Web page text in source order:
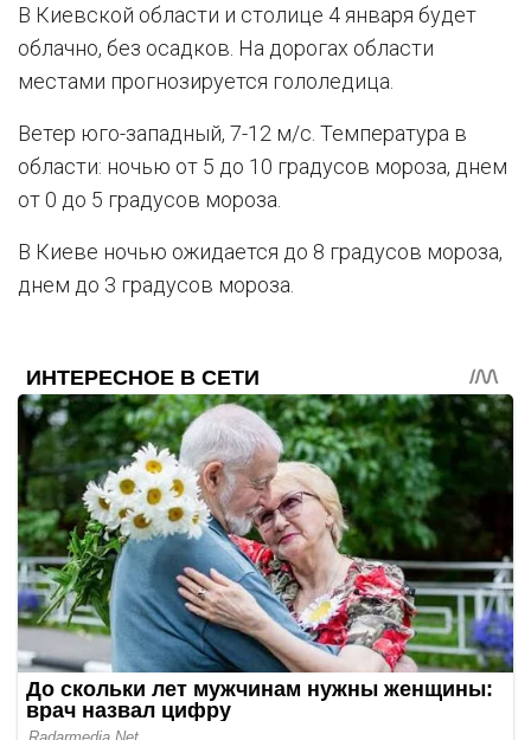
В Киевской области и столице 4 января будет
облачно, без осадков. На дорогах области
местами прогнозируется гололедица.
Ветер юго-западный, 7-12 м/с. Температура в
области: ночью от 5 до 10 градусов мороза, днем
от 0 до 5 градусов мороза.
В Киеве ночью ожидается до 8 градусов мороза,
днем до 3 градусов мороза.